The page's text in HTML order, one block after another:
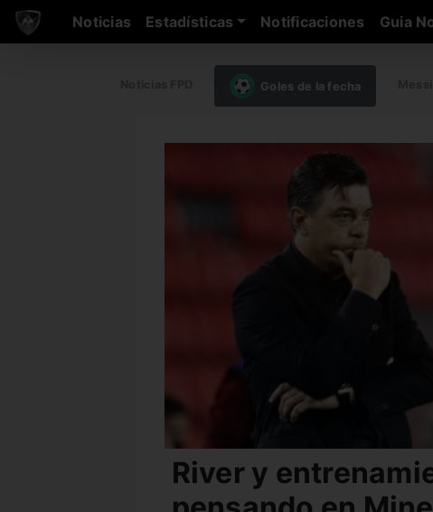
Noticias Estadísticas Notificaciones Guia
Goles de la fecha
River y